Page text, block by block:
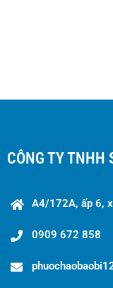
CÔNG TY TNHH
A4/172A, ấp 6,
0909 672 858